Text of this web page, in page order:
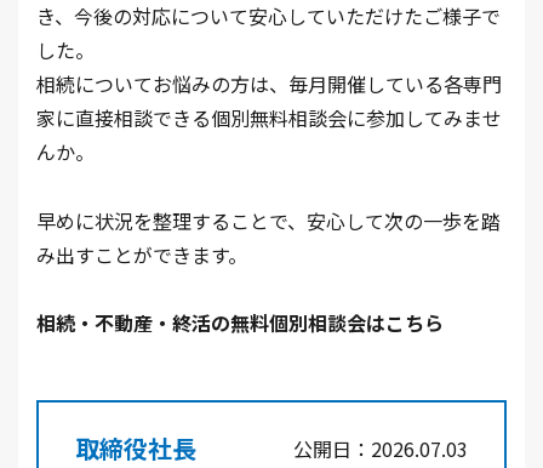
き、今後の対応について安心していただけたご様子で
した。
相続についてお悩みの方は、毎月開催している各専門
家に直接相談できる個別無料相談会に参加してみませ
んか。
早めに状況を整理することで、安心して次の一歩を踏
み出すことができます。
相続・不動産・終活の無料個別相談会はこちら
取締役社長 公開日：2026.07.03